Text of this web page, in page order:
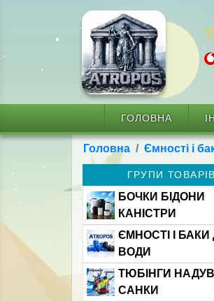
ГОЛОВНА
Головна Ємності і
ГРУПИ ТОВАРІВ
БОЧКИ БІДОНИ
КАНІСТРИ
ЄМНОСТІ І БАКИ
ВОДИ
ТЮБІНГИ
САНКИ